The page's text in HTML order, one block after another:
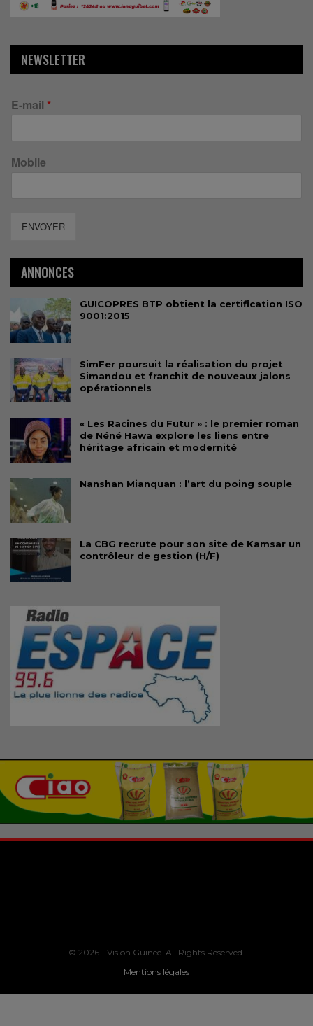
NEWSLETTER
E-mail *
Mobile
ENVOYER
ANNONCES
GUICOPRES BTP obtient la certification ISO
9001:2015
SimFer poursuit la réalisation du projet
Simandou et franchit de nouveaux jalons
opérationnels
« Les Racines du Futur » : le premier roman
de Néné Hawa explore les liens entre
héritage africain et modernité
Nanshan Mianquan : l’art du poing souple
La CBG recrute pour son site de Kamsar un
contrôleur de gestion (H/F)
© 2026 - Vision Guinee. All Rights Reserved.
Mentions légales